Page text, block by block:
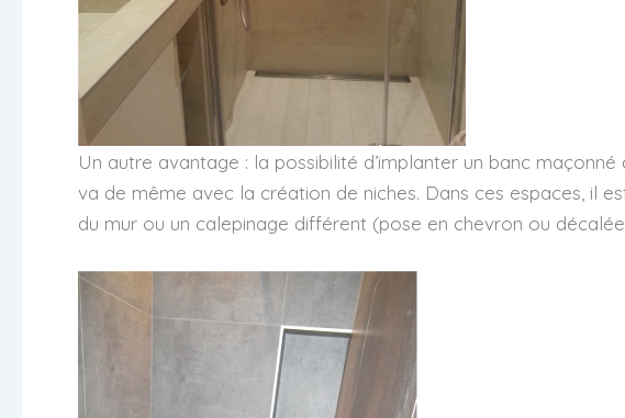
Un autre avantage : la possibilité d’implanter un banc
va de même avec la création de niches. Dans ces espaces, il
du mur ou un calepinage différent (pose en chevron ou